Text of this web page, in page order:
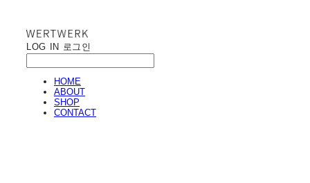
LOG IN 로그인
HOME
ABOUT
SHOP
CONTACT